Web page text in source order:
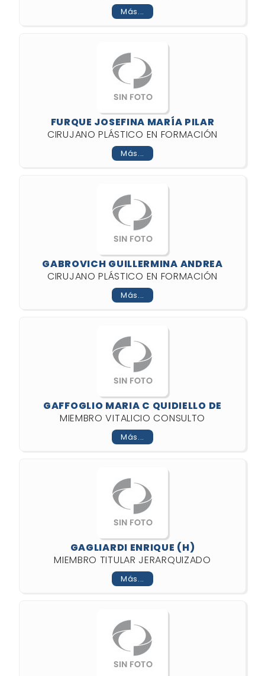
Más...
FURQUE JOSEFINA MARÍA PILAR
CIRUJANO PLÁSTICO EN FORMACIÓN
Más...
GABROVICH GUILLERMINA ANDREA
CIRUJANO PLÁSTICO EN FORMACIÓN
Más...
GAFFOGLIO MARIA C QUIDIELLO DE
MIEMBRO VITALICIO CONSULTO
Más...
GAGLIARDI ENRIQUE (H)
MIEMBRO TITULAR JERARQUIZADO
Más...